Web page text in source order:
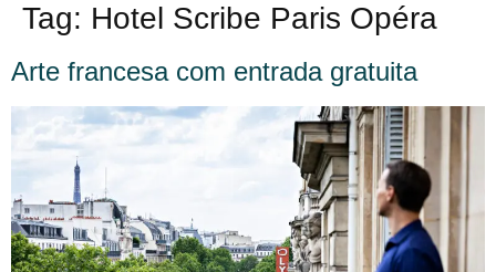
Tag: Hotel Scribe Paris Opéra
Arte francesa com entrada gratuita